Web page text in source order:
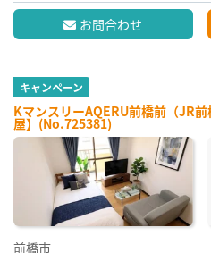
お問合わせ
キャンペーン
KマンスリーAQERU前橋前（JR
屋】(No.725381)
前橋市